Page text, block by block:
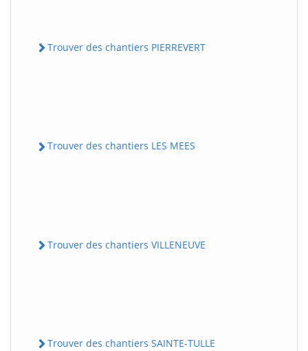
Trouver des chantiers PIERREVERT
Trouver des chantiers LES MEES
Trouver des chantiers VILLENEUVE
Trouver des chantiers SAINTE-TULLE